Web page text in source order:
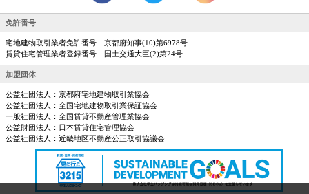
免許番号
宅地建物取引業者免許番号 京都府知事(10)第6978号
賃貸住宅管理業者登録番号 国土交通大臣(2)第24号
加盟団体
公益社団法人：京都府宅地建物取引業協会
公益社団法人：全国宅地建物取引業保証協会
一般社団法人：全国賃貸不動産管理業協会
公益財団法人：日本賃貸住宅管理協会
公益社団法人：近畿地区不動産公正取引協議会